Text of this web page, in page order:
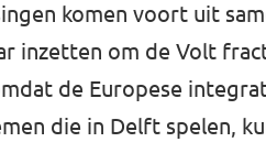
komen voort uit
inzetten om de Volt
de Europese
die in Delft spelen,